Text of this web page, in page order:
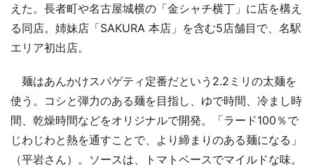
えた。長者町や名古屋城横の「金シャチ横丁」に店を構え
る同店。姉妹店「SAKURA 本店」を含む5店舗目で、名駅
エリア初出店。
麺はあんかけスパゲティ定番だという2.2ミリの太麺を
使う。コシと弾力のある麺を目指し、ゆで時間、冷まし時
間、乾燥時間などをオリジナルで開発。「ラード100％で
じわじわと熱を通すことで、より締まりのある麺になる」
（平岩さん）。ソースは、トマトベースでマイルドな味。